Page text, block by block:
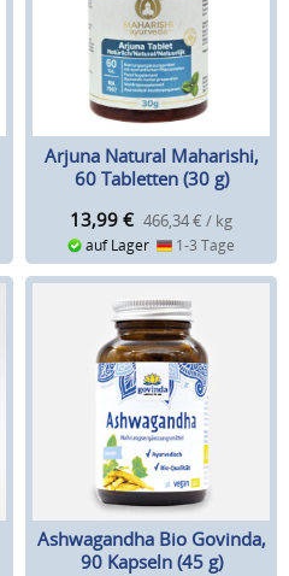
Arjuna Natural Maharishi,
60 Tabletten (30 g)
13,99 € 466,34 € / kg
auf Lager 1-3 Tage
Ashwagandha Bio Govinda,
90 Kapseln (45 g)